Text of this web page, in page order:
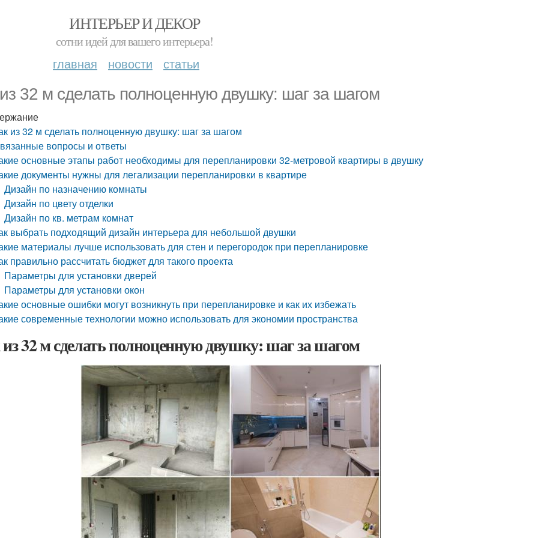
ИНТЕРЬЕР И ДЕКОР
сотни идей для вашего интерьера!
главная новости статьи
32 м сделать полноценную двушку: шаг за шагом
из 32 м сделать полноценную двушку: шаг за шагом
вопросы и ответы
основные этапы работ необходимы для перепланировки 32-метровой квартиры в двушку
документы нужны для легализации перепланировки в квартире
Дизайн по назначению комнаты
Дизайн по цвету отделки
Дизайн по кв. метрам комнат
выбрать подходящий дизайн интерьера для небольшой двушки
материалы лучше использовать для стен и перегородок при перепланировке
правильно рассчитать бюджет для такого проекта
Параметры для установки дверей
Параметры для установки окон
основные ошибки могут возникнуть при перепланировке и как их избежать
современные технологии можно использовать для экономии пространства
32 м сделать полноценную двушку: шаг за шагом